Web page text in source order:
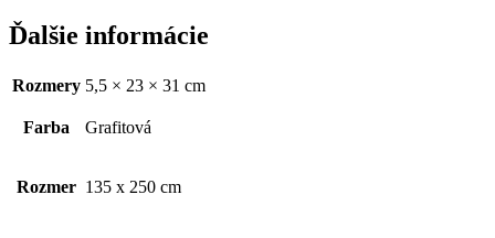
Ďalšie informácie
Rozmery 5,5 × 23 × 31 cm
Farba Grafitová
Rozmer 135 x 250 cm